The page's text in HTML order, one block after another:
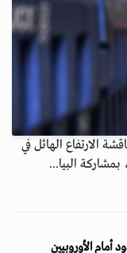
الارتفاع الهائل في
أمام الأوروبيين